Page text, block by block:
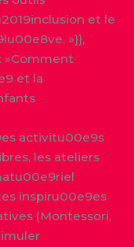
et le
»}},
»Comment
et la
activitu00e9s
les ateliers
inspiru00e9es
(Montessori,